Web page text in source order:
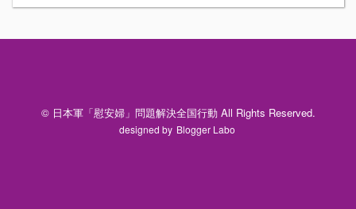
© 日本軍「慰安婦」問題解決全国行動 All Rights Reserved.
designed by Blogger Labo